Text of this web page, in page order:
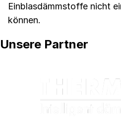
Einblasdämmstoffe nicht
können.
Unsere Partner